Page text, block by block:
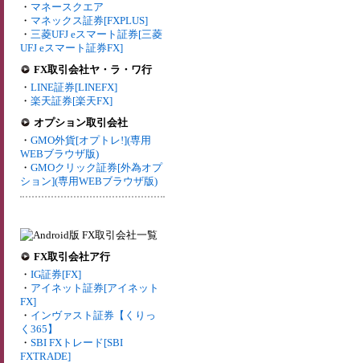
・ マネースクエア
・ マネックス証券[FXPLUS]
・ 三菱UFJ eスマート証券[三菱
UFJ eスマート証券FX]
FX取引会社ヤ・ラ・ワ行
・ LINE証券[LINEFX]
・ 楽天証券[楽天FX]
オプション取引会社
・ GMO外貨[オプトレ!](専用
WEBブラウザ版)
・ GMOクリック証券[外為オプ
ション](専用WEBブラウザ版)
FX取引会社ア行
・ IG証券[FX]
・ アイネット証券[アイネット
FX]
・ インヴァスト証券【くりっ
く365】
・ SBI FXトレード[SBI
FXTRADE]